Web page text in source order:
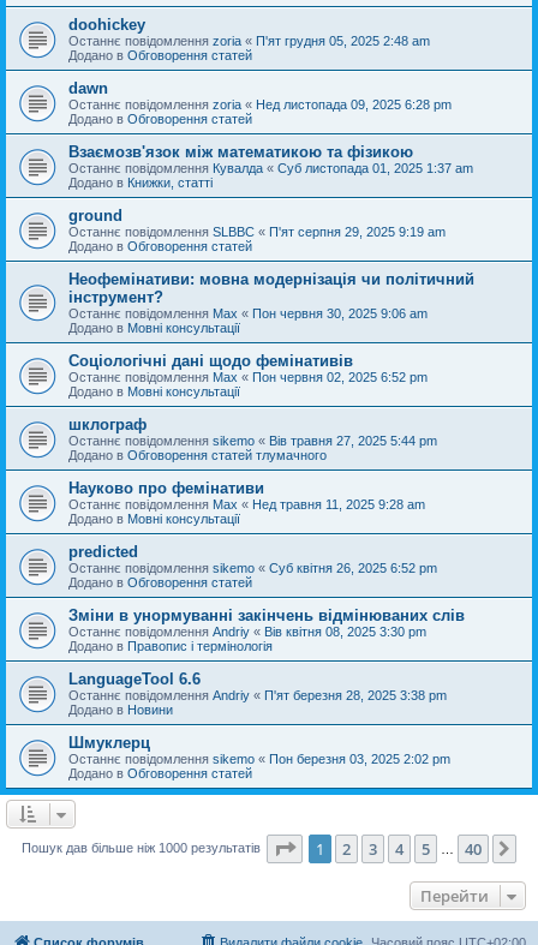
doohickey
Останнє повідомлення zoria « П'ят грудня 05, 2025 2:48 am
Додано в Обговорення статей
dawn
Останнє повідомлення zoria « Нед листопада 09, 2025 6:28 pm
Додано в Обговорення статей
Взаємозв'язок між математикою та фізикою
Останнє повідомлення Кувалда « Суб листопада 01, 2025 1:37 am
Додано в Книжки, статті
ground
Останнє повідомлення SLBBC « П'ят серпня 29, 2025 9:19 am
Додано в Обговорення статей
Неофемінативи: мовна модернізація чи політичний
інструмент?
Останнє повідомлення Max « Пон червня 30, 2025 9:06 am
Додано в Мовні консультації
Соціологічні дані щодо фемінативів
Останнє повідомлення Max « Пон червня 02, 2025 6:52 pm
Додано в Мовні консультації
шклограф
Останнє повідомлення sikemo « Вів травня 27, 2025 5:44 pm
Додано в Обговорення статей тлумачного
Науково про фемінативи
Останнє повідомлення Max « Нед травня 11, 2025 9:28 am
Додано в Мовні консультації
predicted
Останнє повідомлення sikemo « Суб квітня 26, 2025 6:52 pm
Додано в Обговорення статей
Зміни в унормуванні закінчень відмінюваних слів
Останнє повідомлення Andriy « Вів квітня 08, 2025 3:30 pm
Додано в Правопис і термінологія
LanguageTool 6.6
Останнє повідомлення Andriy « П'ят березня 28, 2025 3:38 pm
Додано в Новини
Шмуклерц
Останнє повідомлення sikemo « Пон березня 03, 2025 2:02 pm
Додано в Обговорення статей
Пошук дав більше ніж 1000 результатів Сторінка 1 40
1 2 3 4 5 40
Перейти
Список форумів Часовий пояс UTC+02:00
Видалити файли cookie